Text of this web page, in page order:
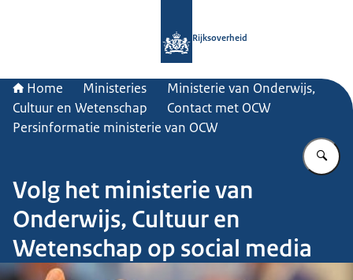
Rijksoverheid
Home Ministeries
Ministerie van Onderwijs,
Cultuur en Wetenschap
Contact met OCW
Persinformatie ministerie van OCW
Volg het ministerie van
Onderwijs, Cultuur en
Wetenschap op social media